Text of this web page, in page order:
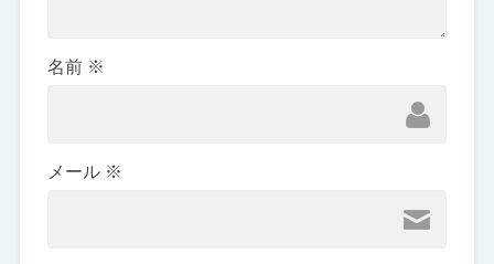
名前 ※
メール ※